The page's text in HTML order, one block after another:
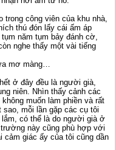
trong công viên của khu nhà,
thú đón lấy cái ấm áp
năm tụm bảy đánh cờ,
nghe thấy một vài tiếng
mơ màng…
ở đây đều là người già,
niên. Nhìn thấy cảnh các
muốn làm phiền và rất
mỗi lần gặp các cụ tôi
lắm, có thể là do người già ở
này cũng phù hợp với
giác ấy của tôi cũng dần